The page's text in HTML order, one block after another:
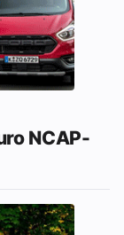
NCAP-